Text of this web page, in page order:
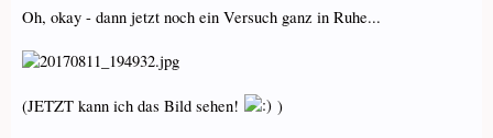
Oh, okay - dann jetzt noch ein Versuch ganz in Ruhe...
(JETZT kann ich das Bild sehen! )